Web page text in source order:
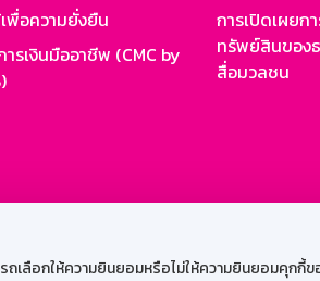
อกให้ความยินยอมหรือไม่ให้ความยินยอมคุกกี้ข
พื่อความยั่งยืน
ารเงินมืออาชีพ (CMC by
การเปิดเผยก
ทรัพย์สินของ
สื่อมวลชน